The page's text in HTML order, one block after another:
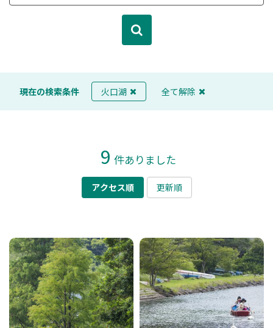
現在の検索条件 火口湖 全て解除
9 件ありました
アクセス順 更新順